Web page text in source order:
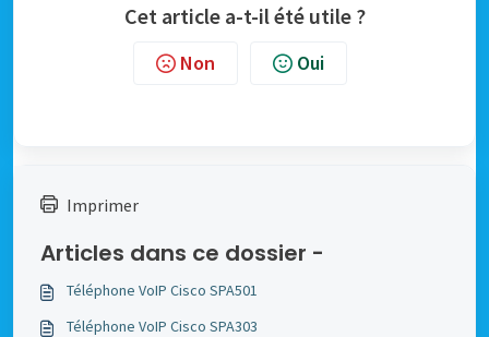
Cet article a-t-il été utile ?
Non Oui
Imprimer
Articles dans ce dossier -
Téléphone VoIP Cisco SPA501
Téléphone VoIP Cisco SPA303